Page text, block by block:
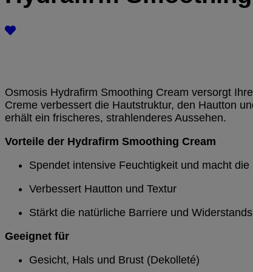
Osmosis Hydrafirm Smoothing Cream versorgt
Creme verbessert die Hautstruktur, den Hautton
erhält ein frischeres, strahlenderes Aussehen.
Vorteile der Hydrafirm Smoothing Cream
Spendet intensive Feuchtigkeit und macht
Verbessert Hautton und Textur
Stärkt die natürliche Barriere und
Geeignet für
Gesicht, Hals und Brust (Dekolleté)